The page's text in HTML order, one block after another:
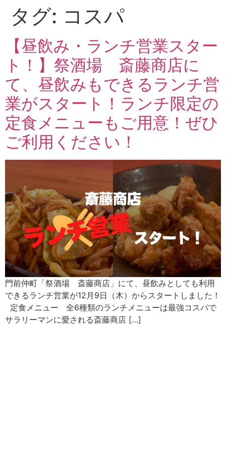
タグ: コスパ
【昼飲み・ランチ営業スター
ト！】祭酒場 斎藤商店に
て、昼飲みもできるランチ営
業がスタート！ランチ限定の
定食メニューもご用意！ぜひ
ご利用ください！
門前仲町「祭酒場 斎藤商店」にて、昼飲みとしても利用
できるランチ営業が12月9日（木）からスタートしました！
定食メニュー 全6種類のランチメニューは最強コスパで
サラリーマンに愛される斎藤商店 […]